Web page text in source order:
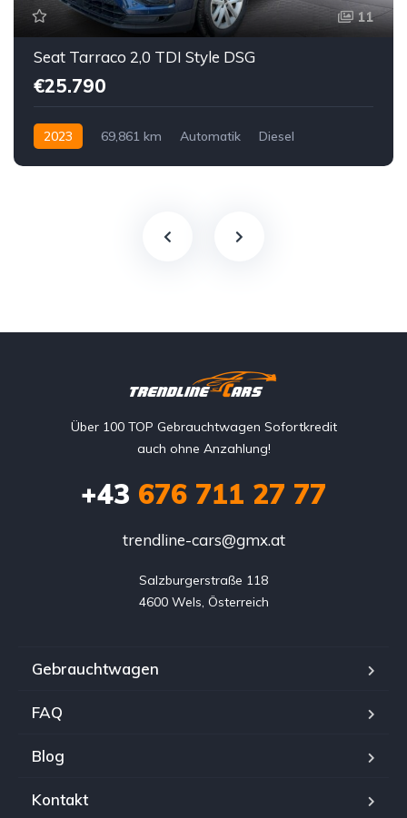
11
Seat Tarraco 2,0 TDI Style DSG
€25.790
2023 69,861 km Automatik
Diesel
Über 100 TOP Gebrauchtwagen Sofortkredit
auch ohne Anzahlung!
+43 676 711 27 77
trendline-cars@gmx.at
Salzburgerstraße 118
4600 Wels, Österreich
Gebrauchtwagen
FAQ
Blog
Kontakt